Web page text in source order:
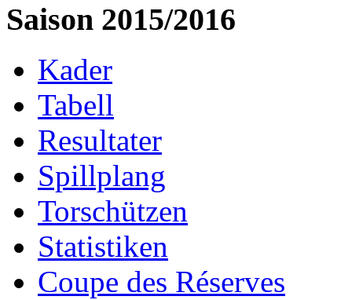
Saison 2015/2016
Kader
Tabell
Resultater
Spillplang
Torschützen
Statistiken
Coupe des Réserves